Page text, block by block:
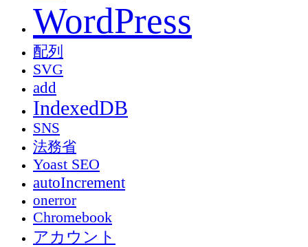
WordPress
配列
SVG
add
IndexedDB
SNS
法務省
Yoast SEO
autoIncrement
onerror
Chromebook
アカウント